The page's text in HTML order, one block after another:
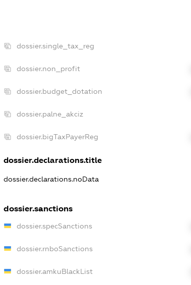
dossier.single_tax_reg
dossier.non_profit
dossier.budget_dotation
dossier.palne_akciz
dossier.bigTaxPayerReg
dossier.declarations.title
dossier.declarations.noData
dossier.sanctions
dossier.specSanctions
dossier.rnboSanctions
dossier.amkuBlackList